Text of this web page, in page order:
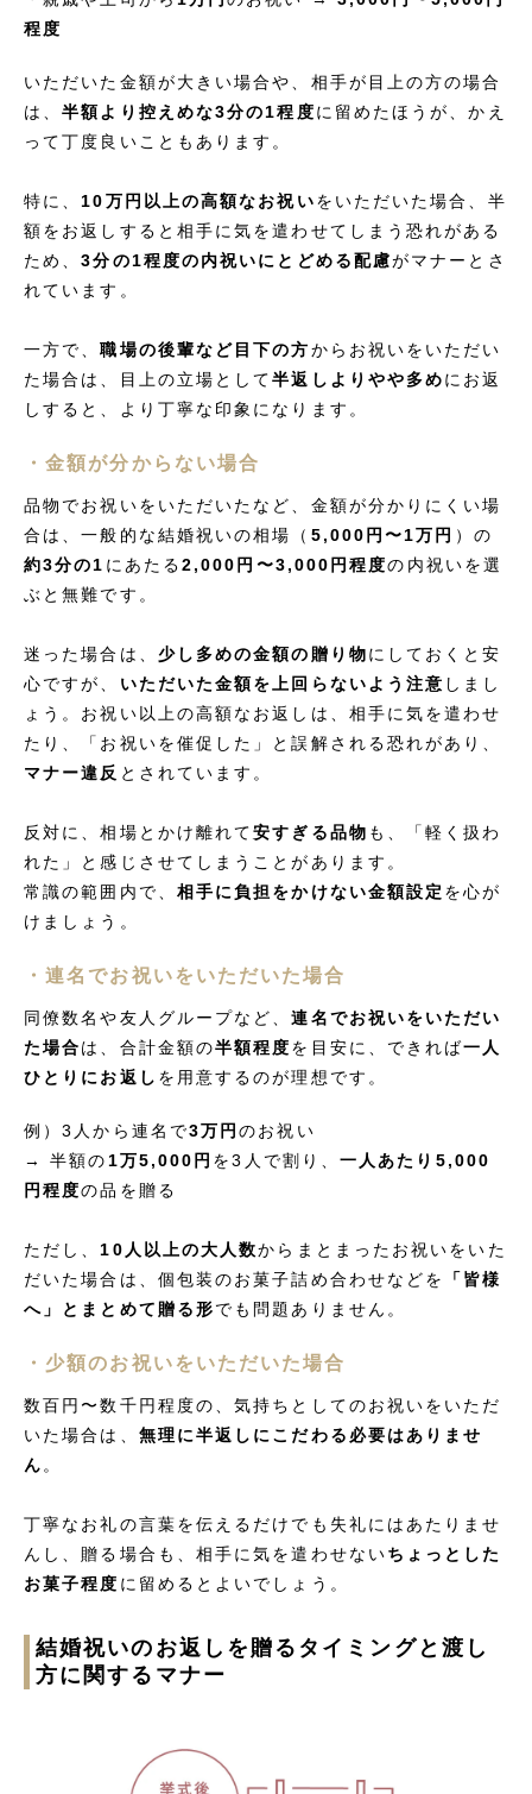
程度
いただいた金額が大きい場合や、相手が目上の方の場合
は、半額より控えめな3分の1程度に留めたほうが、かえ
って丁度良いこともあります。
特に、 10万円以上の高額なお祝いをいただいた場合、半
額をお返しすると相手に気を遣わせてしまう恐れがある
ため、3分の1程度の内祝いにとどめる配慮がマナーとさ
れています。
一方で、職場の後輩など目下の方からお祝いをいただい
た場合は、目上の立場として半返しよりやや多めにお返
しすると、より丁寧な印象になります。
・金額が分からない場合
品物でお祝いをいただいたなど、金額が分かりにくい場
合は、一般的な結婚祝いの相場（ 5,000円〜1万円 ）の
約3分の1 にあたる2,000円〜3,000円程度の内祝いを選
ぶと無難です。
迷った場合は、 少し多めの金額の贈り物にしておくと安
心ですが、 いただいた金額を上回らないよう注意 しまし
ょう。お祝い以上の高額なお返しは、相手に気を遣わせ
たり、「お祝いを催促した」と誤解される恐れがあり、
マナー違反 とされています。
反対に、相場とかけ離れて安すぎる品物 も、「軽く扱わ
れた」と感じさせてしまうことがあります。
常識の範囲内で、 相手に負担をかけない金額設定 を心が
けましょう。
・連名でお祝いをいただいた場合
同僚数名や友人グループなど、連名でお祝いをいただい
た場合は、合計金額の半額程度を目安に、できれば一人
ひとりにお返し を用意するのが理想です。
例）3人から連名で3万円のお祝い
→ 半額の 1万5,000円 を3人で割り、一人あたり5,000
円程度の品を贈る
ただし、 10人以上の大人数からまとまったお祝いをいた
だいた場合は、個包装のお菓子詰め合わせなどを
「皆様
へ」とまとめて贈る形でも問題ありません。
・少額のお祝いをいただいた場合
数百円〜数千円程度の、気持ちとしてのお祝いをいただ
いた場合は、 無理に半返しにこだわる必要はありませ
ん 。
丁寧なお礼の言葉を伝えるだけでも失礼にはあたりませ
んし、贈る場合も、相手に気を遣わせないちょっとした
お菓子程度 に留めるとよいでしょう。
結婚祝いのお返しを贈るタイミングと渡し
方に関するマナー